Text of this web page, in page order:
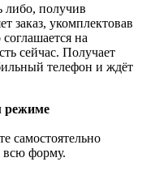
либо, получив
заказ, укомплектовав
на
сейчас. Получает
телефон и ждёт
режиме
самостоятельно
всю форму.